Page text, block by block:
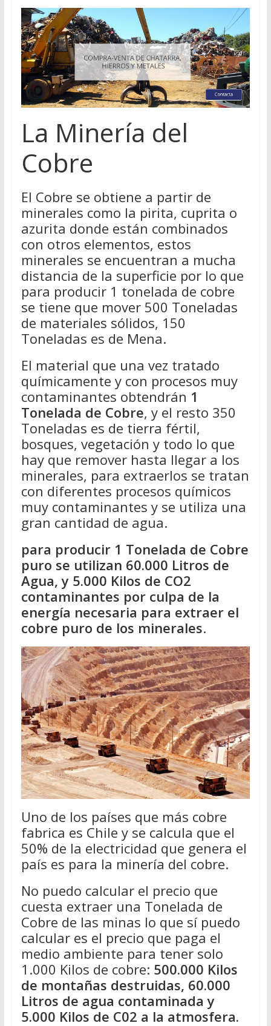
La Minería del
Cobre
El Cobre se obtiene a partir de
minerales como la pirita, cuprita o
azurita donde están combinados
con otros elementos, estos
minerales se encuentran a mucha
distancia de la superficie por lo que
para producir 1 tonelada de cobre
se tiene que mover 500 Toneladas
de materiales sólidos, 150
Toneladas es de Mena.
El material que una vez tratado
químicamente y con procesos muy
contaminantes obtendrán 1
Tonelada de Cobre, y el resto 350
Toneladas es de tierra fértil,
bosques, vegetación y todo lo que
hay que remover hasta llegar a los
minerales, para extraerlos se tratan
con diferentes procesos químicos
muy contaminantes y se utiliza una
gran cantidad de agua.
para producir 1 Tonelada de Cobre
puro se utilizan 60.000 Litros de
Agua, y 5.000 Kilos de CO2
contaminantes por culpa de la
energía necesaria para extraer el
cobre puro de los minerales.
Uno de los países que más cobre
fabrica es Chile y se calcula que el
50% de la electricidad que genera el
país es para la minería del cobre.
No puedo calcular el precio que
cuesta extraer una Tonelada de
Cobre de las minas lo que sí puedo
calcular es el precio que paga el
medio ambiente para tener solo
1.000 Kilos de cobre: 500.000 Kilos
de montañas destruidas, 60.000
Litros de agua contaminada y
5.000 Kilos de C02 a la atmosfera.